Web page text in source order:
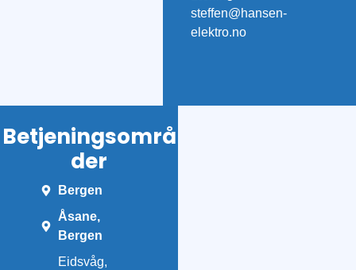
steffen@hansen-
elektro.no
Betjeningsområ
der
Bergen
Åsane,
Bergen
Eidsvåg,